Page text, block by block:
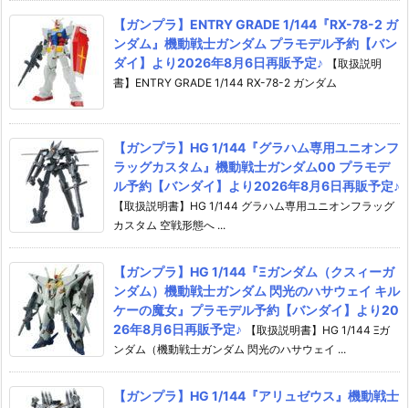
【ガンプラ】ENTRY GRADE 1/144『RX-78-2 ガ
ンダム』機動戦士ガンダム プラモデル予約【バン
ダイ】より2026年8月6日再販予定♪
【取扱説明
書】ENTRY GRADE 1/144 RX-78-2 ガンダム
【ガンプラ】HG 1/144『グラハム専用ユニオンフ
ラッグカスタム』機動戦士ガンダム00 プラモデ
ル予約【バンダイ】より2026年8月6日再販予定♪
【取扱説明書】HG 1/144 グラハム専用ユニオンフラッグ
カスタム 空戦形態へ ...
【ガンプラ】HG 1/144『Ξガンダム（クスィーガ
ンダム）機動戦士ガンダム 閃光のハサウェイ キル
ケーの魔女』プラモデル予約【バンダイ】より20
26年8月6日再販予定♪
【取扱説明書】HG 1/144 Ξガ
ンダム（機動戦士ガンダム 閃光のハサウェイ ...
【ガンプラ】HG 1/144『アリュゼウス』機動戦士